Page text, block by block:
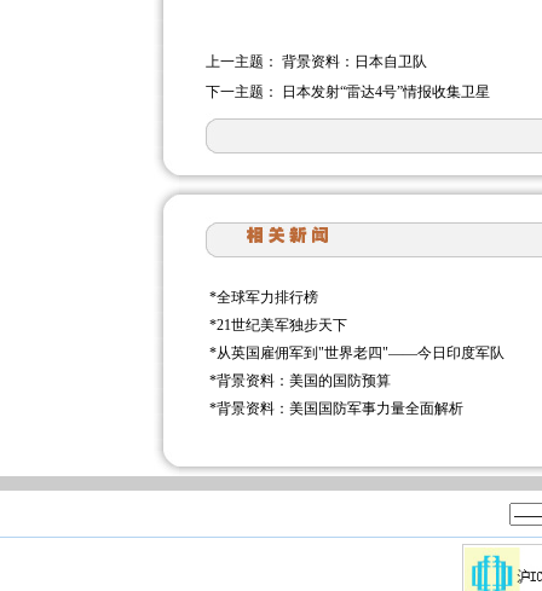
上一主题： 背景资料：日本自卫队
下一主题：
日本发射“雷达4号”情报收集卫星
*全球军力排行榜
*21世纪美军独步天下
*从英国雇佣军到"世界老四"——今日印度军队
*背景资料：美国的国防预算
*背景资料：美国国防军事力量全面解析